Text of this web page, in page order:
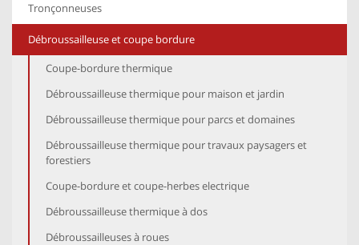
Tronçonneuses
Débroussailleuse et coupe bordure
Coupe-bordure thermique
Débroussailleuse thermique pour maison et jardin
Débroussailleuse thermique pour parcs et domaines
Débroussailleuse thermique pour travaux paysagers et
forestiers
Coupe-bordure et coupe-herbes electrique
Débroussailleuse thermique à dos
Débroussailleuses à roues